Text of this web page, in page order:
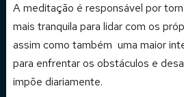
A meditação é responsável por
mais tranquila para lidar com os
assim como também uma maior
para enfrentar os obstáculos e
impõe diariamente.